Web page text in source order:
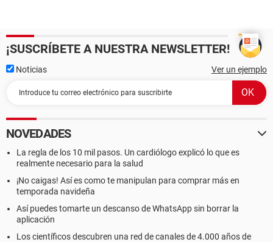
¡SUSCRÍBETE A NUESTRA NEWSLETTER!
Noticias Ver un ejemplo
NOVEDADES
La regla de los 10 mil pasos. Un cardiólogo explicó lo que es
realmente necesario para la salud
¡No caigas! Así es como te manipulan para comprar más en
temporada navideña
Así puedes tomarte un descanso de WhatsApp sin borrar la
aplicación
Los científicos descubren una red de canales de 4.000 años de